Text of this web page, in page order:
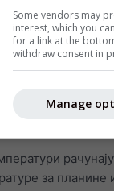
са измереним
мерења нису
заменити
не може
за планине
Some vendors may
interest, which you
for a link at the
withdraw consent in
Manage